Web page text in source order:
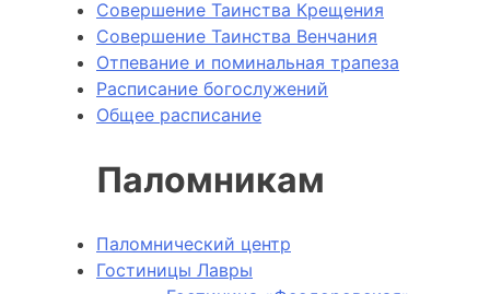
Совершение Таинства Крещения
Совершение Таинства Венчания
Отпевание и поминальная трапеза
Расписание богослужений
Общее расписание
Паломникам
Паломнический центр
Гостиницы Лавры